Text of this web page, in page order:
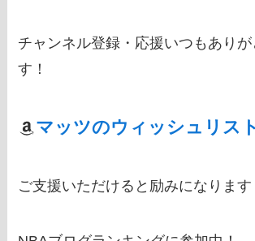
チャンネル登録・応援いつもありが
す！
マッツのウィッシュリスト
ご支援いただけると励みになります